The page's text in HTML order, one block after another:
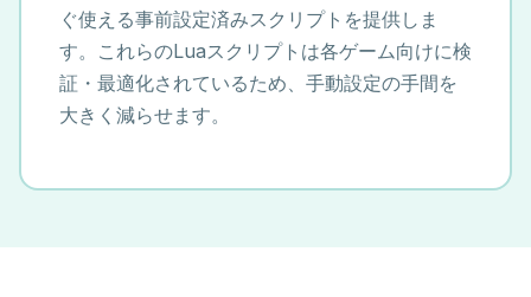
ぐ使える事前設定済みスクリプトを提供しま
す。これらのLuaスクリプトは各ゲーム向けに検
証・最適化されているため、手動設定の手間を
大きく減らせます。